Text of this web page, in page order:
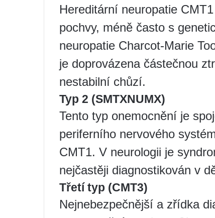
Hereditární neuropatie
pochvy, méně často s
neuropatie Charcot-Marie
je doprovázena částečnou
nestabilní chůzí.
Typ 2 (SMTXNUMX)
Tento typ onemocnění je
periferního nervového
CMT1. V neurologii je
nejčastěji diagnostikován v
Třetí typ (CMT3)
Nejnebezpečnější a zřídka